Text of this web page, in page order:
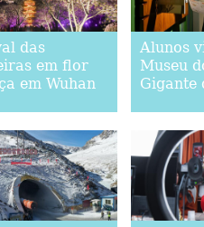
das
em flor
em Wuhan
Alunos
Museu
Gigante